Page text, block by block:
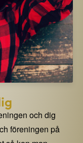
och dig
föreningen på